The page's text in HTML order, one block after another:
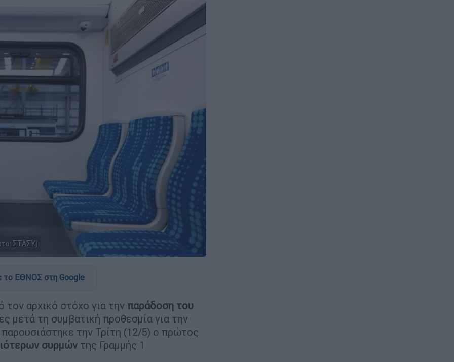
ΣΤΑΣΥ)
το ΕΘΝΟΣ στη Google
τον αρχικό στόχο για την παράδοση του
μετά τη συμβατική προθεσμία για την
παρουσιάστηκε την Τρίτη (12/5) ο πρώτος
συρμών της Γραμμής 1